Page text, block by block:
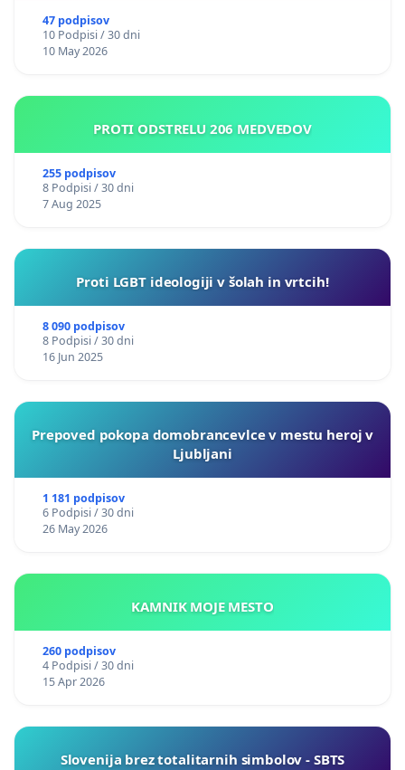
47 podpisov
10 Podpisi / 30 dni
10 May 2026
PROTI ODSTRELU 206 MEDVEDOV
255 podpisov
8 Podpisi / 30 dni
7 Aug 2025
Proti LGBT ideologiji v šolah in vrtcih!
8 090 podpisov
8 Podpisi / 30 dni
16 Jun 2025
Prepoved pokopa domobrancevlce v mestu heroj v
Ljubljani
1 181 podpisov
6 Podpisi / 30 dni
26 May 2026
KAMNIK MOJE MESTO
260 podpisov
4 Podpisi / 30 dni
15 Apr 2026
Slovenija brez totalitarnih simbolov - SBTS